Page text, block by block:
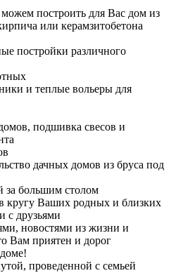
построить для Вас дом из
или керамзитобетона
постройки различного
и теплые вольеры для
подшивка свесов и
дачных домов из бруса под
за большим столом
кругу Ваших родных и близких
с друзьями
новостями из жизни и
Вам приятен и дорог
проведенной с семьей